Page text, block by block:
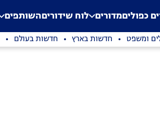
Application error: a
. כפוליםמדורים לוח שידוריםהשותפים
ומשפט חדשות בארץ חדשות בעולם